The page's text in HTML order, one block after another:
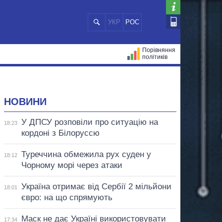
УКР РОС
Порівняння
політиків
НОВИНИ
18:23
У ДПСУ розповіли про ситуацію на
кордоні з Білоруссю
18:12
Туреччина обмежила рух суден у
Чорному морі через атаки
18:01
Україна отримає від Сербії 2 мільйони
євро: на що спрямують
17:34
Маск не дає Україні використовувати